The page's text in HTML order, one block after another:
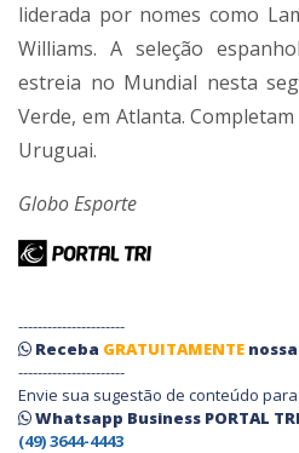
liderada por nomes como
Williams. A seleção
estreia no Mundial nesta
Verde, em Atlanta.
Uruguai.
Globo Esporte
----------------------
Receba GRATUITAMENTE
----------------------
Envie sua sugestão de conteúdo
Whatsapp Business PORTAL
(49) 3644-4443